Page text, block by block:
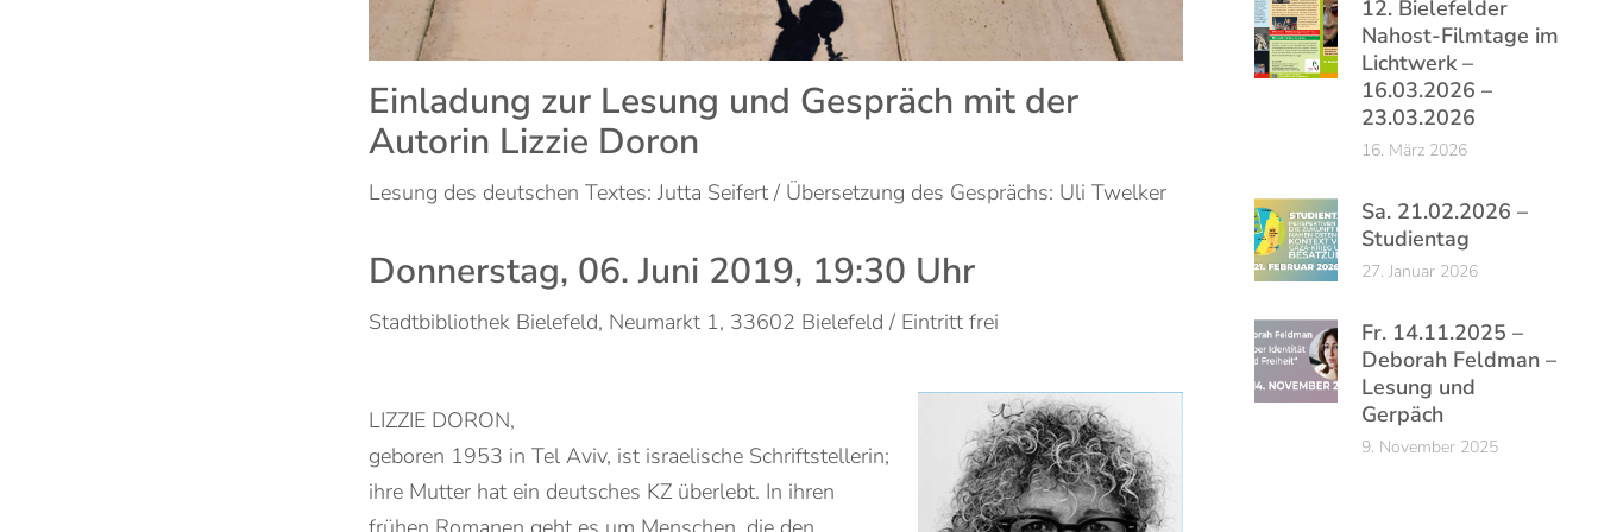
Einladung zur Lesung und Gespräch mit der
Autorin Lizzie Doron
Lesung des deutschen Textes: Jutta Seifert / Übersetzung des Gesprächs: Uli Twelker
Donnerstag, 06. Juni 2019, 19:30 Uhr
Stadtbibliothek Bielefeld, Neumarkt 1, 33602 Bielefeld / Eintritt frei
LIZZIE DORON,
geboren 1953 in Tel Aviv, ist israelische Schriftstellerin;
ihre Mutter hat ein deutsches KZ überlebt. In ihren
12. Bielefelder
Nahost-Filmtage im
Lichtwerk –
16.03.2026 –
23.03.2026
16. März 2026
Sa. 21.02.2026 –
Studientag
27. Januar 2026
Fr. 14.11.2025 –
Deborah Feldman –
Lesung und
Gerpäch
9. November 2025